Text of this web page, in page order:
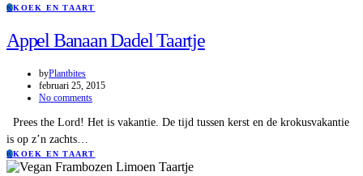
KKOEK EN TAART
Appel Banaan Dadel Taartje
byPlantbites
februari 25, 2015
No comments
Prees the Lord! Het is vakantie. De tijd tussen kerst en de krokusvakantie
is op z’n zachts…
KKOEK EN TAART